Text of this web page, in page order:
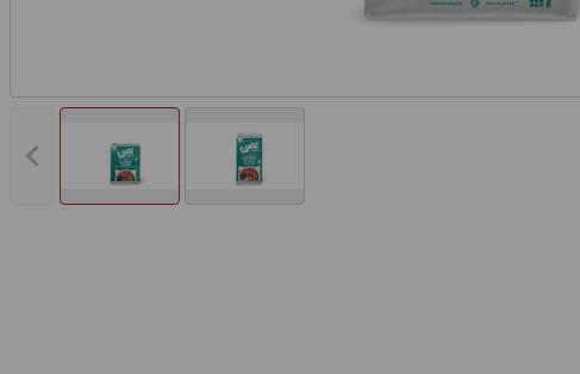
Vorheriges Bild anzeigen